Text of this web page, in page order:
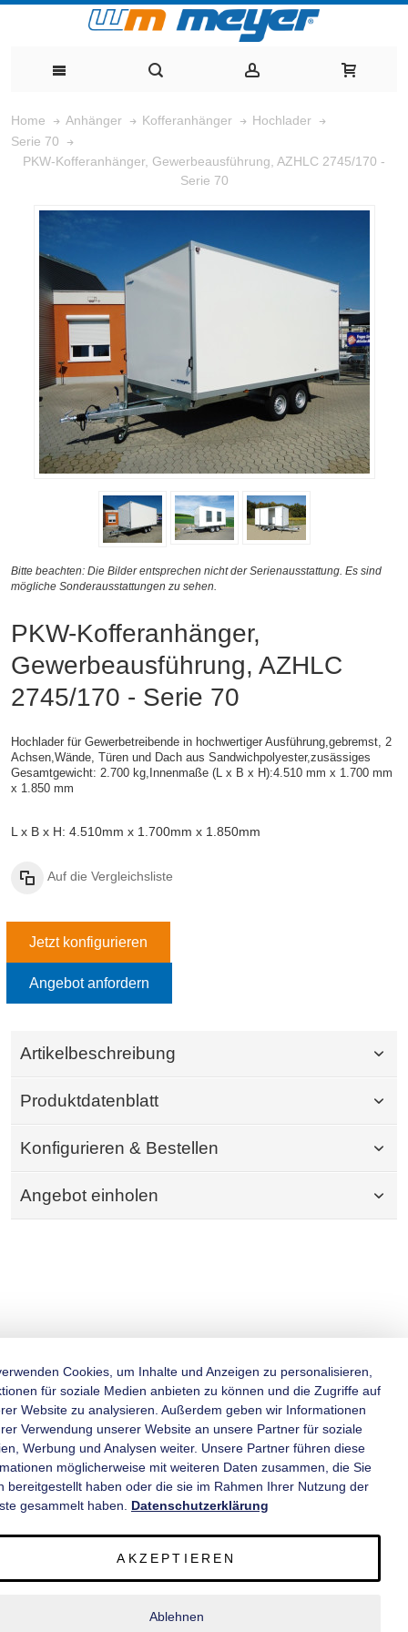
Home Anhänger Kofferanhänger
Hochlader
Serie 70
PKW-Kofferanhänger, Gewerbeausführung, AZHLC 2745/170 -
Serie 70
Bitte beachten: Die Bilder entsprechen nicht der Serienausstattung. Es sind
mögliche Sonderausstattungen zu sehen.
PKW-Kofferanhänger,
Gewerbeausführung, AZHLC
2745/170 - Serie 70
Hochlader für Gewerbetreibende in hochwertiger Ausführung,gebremst, 2
Achsen,Wände, Türen und Dach aus Sandwichpolyester,zusässiges
Gesamtgewicht: 2.700 kg, Innenmaße (L x B x H):4.510 mm x 1.700 mm
x 1.850 mm
L x B x H: 4.510mm x 1.700mm x 1.850mm
Auf die Vergleichsliste
Jetzt konfigurieren
Angebot anfordern
Artikelbeschreibung
Produktdatenblatt
Konfigurieren & Bestellen
Angebot einholen
KATEGORIEN
INFORMATIONEN
Cookies, um Inhalte und Anzeigen zu personalisieren,
für soziale Medien anbieten zu können und die Zugriffe auf
Website zu analysieren. Außerdem geben wir Informationen
Verwendung unserer Website an unsere Partner für soziale
Werbung und Analysen weiter. Unsere Partner führen diese
möglicherweise mit weiteren Daten zusammen, die Sie
bereitgestellt haben oder die sie im Rahmen Ihrer Nutzung der
gesammelt haben. Datenschutzerklärung
AKZEPTIEREN
Ablehnen